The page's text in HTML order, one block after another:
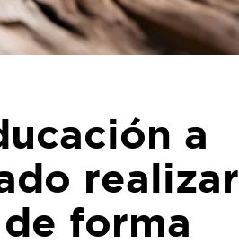
a
realizar
forma